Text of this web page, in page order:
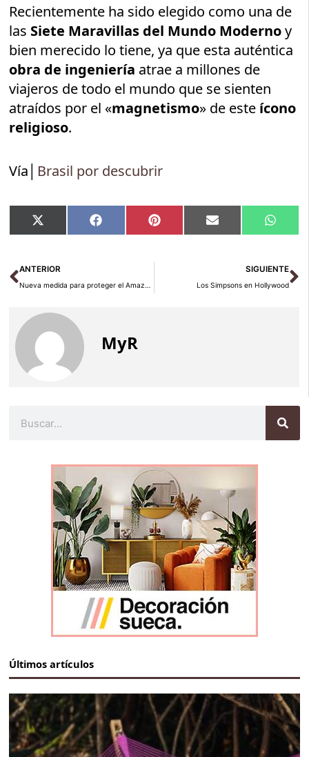
Recientemente ha sido elegido como una de
las Siete Maravillas del Mundo Modernoy
bien merecido lo tiene, ya que esta auténtica
obra de ingeniería atrae a millones de
viajeros de todo el mundo que se sienten
atraídos por el «magnetismo» de este ícono
religioso.
Vía│ Brasil por descubrir
Compartir
en
X
(Twitter)
Compartir
en
Facebook Compartir
en
Pinterest Compartir
en
Email
en
Ant
ANTERIOR
Nueva medida para proteger el Amazonas
SIGUIENTE
Los Simpsons en Hollywood
MyR
Últimos artículos